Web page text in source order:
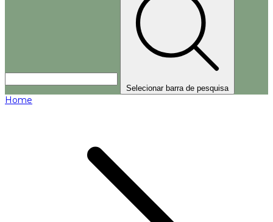
Selecionar barra de pesquisa
Home